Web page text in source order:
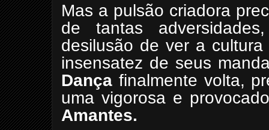
Mas a pulsão criadora
de tantas
desilusão de ver a
insensatez de seus
Dança finalmente volta,
uma vigorosa e
Amantes.